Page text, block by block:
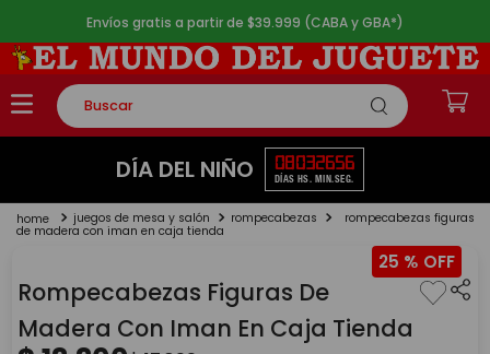
Envíos gratis a partir de $39.999 (CABA y GBA*)
Buscar
TÉRMINOS MÁS BUSCADOS
2.
lego
4.
monopatin
5. toy story
DÍA DEL NIÑO 08
DÍAS
03
HS.
26
MIN.
54
SEG.
juegos de mesa y salón rompecabezas rompecabezas figuras
de madera con iman en caja tienda
25 %
Rompecabezas Figuras De
Madera Con Iman En Caja Tienda